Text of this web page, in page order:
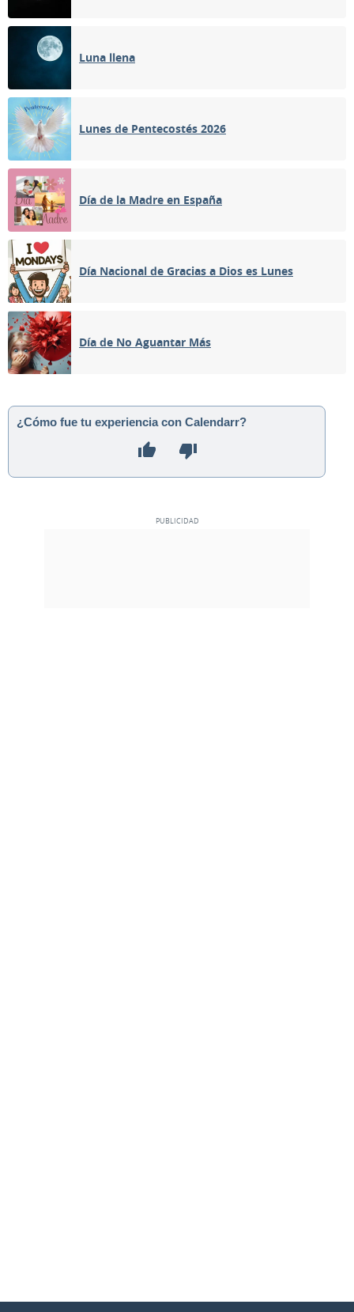
Luna llena
Lunes de Pentecostés 2026
Día de la Madre en España
Día Nacional de Gracias a Dios es Lunes
Día de No Aguantar Más
¿Cómo fue tu experiencia con Calendarr?